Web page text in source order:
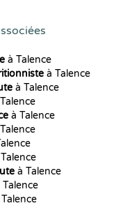
à Talence
à Talence
à Talence
à Talence
à Talence
Talence